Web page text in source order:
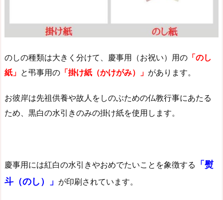
のしの種類は大きく分けて、慶事用（お祝い）用の 「のし
紙」 と弔事用の 「掛け紙（かけがみ）」 があります。
お彼岸は先祖供養や故人をしのぶための仏教行事にあたる
ため、黒白の水引きのみの掛け紙を使用します。
慶事用には紅白の水引きやおめでたいことを象徴する 「熨
斗（のし）」 が印刷されています。